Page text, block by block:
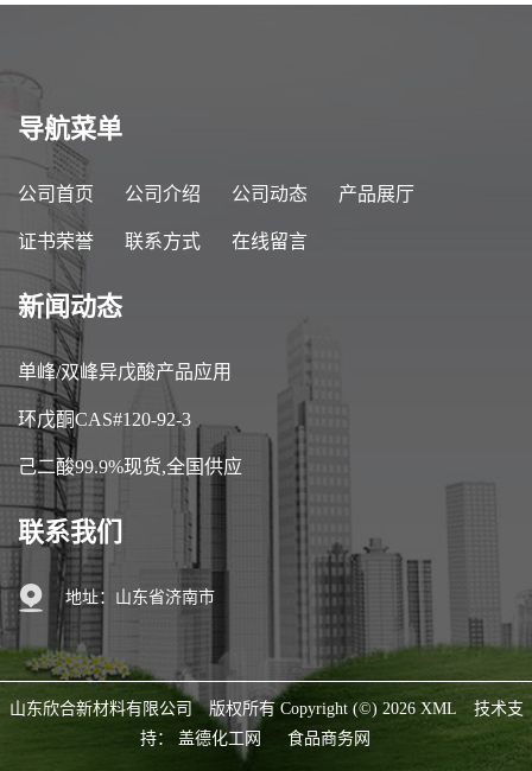
导航菜单
公司首页 公司介绍 公司动态 产品展厅
证书荣誉 联系方式 在线留言
新闻动态
单峰/双峰异戊酸产品应用
环戊酮CAS#120-92-3
己二酸99.9%现货,全国供应
联系我们
地址：山东省济南市
山东欣合新材料有限公司 版权所有 Copyright (©) 2026XML
技术支
持： 盖德化工网 食品商务网